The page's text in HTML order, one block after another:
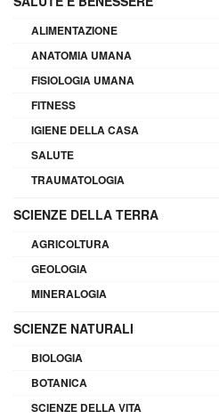
ALIMENTAZIONE
ANATOMIA UMANA
FISIOLOGIA UMANA
FITNESS
IGIENE DELLA CASA
SALUTE
TRAUMATOLOGIA
SCIENZE DELLA TERRA
AGRICOLTURA
GEOLOGIA
MINERALOGIA
SCIENZE NATURALI
BIOLOGIA
BOTANICA
SCIENZE DELLA VITA